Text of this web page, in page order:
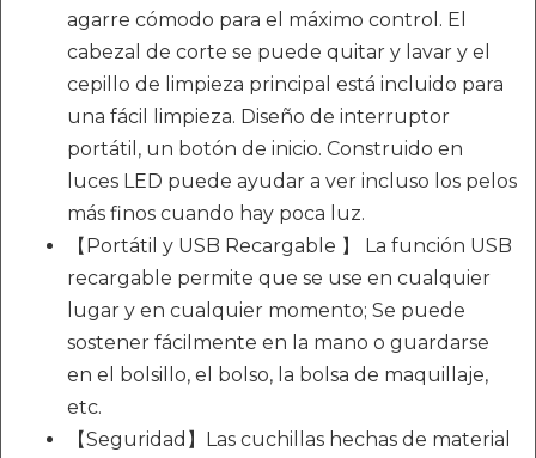
agarre cómodo para el máximo control. El
cabezal de corte se puede quitar y lavar y el
cepillo de limpieza principal está incluido para
una fácil limpieza. Diseño de interruptor
portátil, un botón de inicio. Construido en
luces LED puede ayudar a ver incluso los pelos
más finos cuando hay poca luz.
【Portátil y USB Recargable 】 La función USB
recargable permite que se use en cualquier
lugar y en cualquier momento; Se puede
sostener fácilmente en la mano o guardarse
en el bolsillo, el bolso, la bolsa de maquillaje,
etc.
【Seguridad】Las cuchillas hechas de material